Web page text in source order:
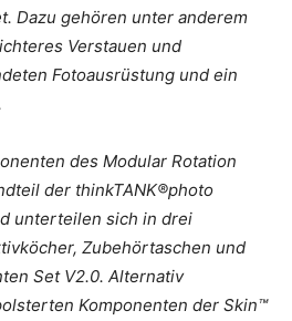
Dazu gehören unter anderem
Verstauen und
Fotoausrüstung und ein
des Modular Rotation
der thinkTANK®photo
unterteilen sich in drei
Zubehörtaschen und
Set V2.0. Alternativ
Komponenten der Skin™